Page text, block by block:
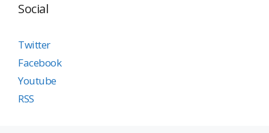
Social
Twitter
Facebook
Youtube
RSS